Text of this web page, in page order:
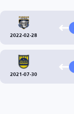
2022-02-28
2021-07-30